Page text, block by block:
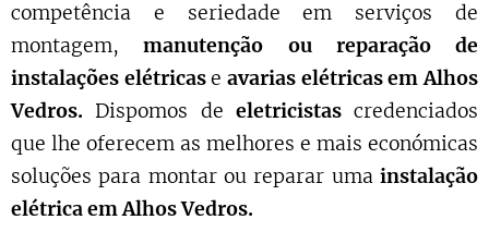
competência e seriedade em serviços de
montagem,manutenção ou reparação de
instalações elétricaseavarias elétricas em Alhos
Vedros. Dispomos de eletricistascredenciados
que lhe oferecem as melhores e mais económicas
soluções para montar ou reparar uma instalação
elétrica em Alhos Vedros.